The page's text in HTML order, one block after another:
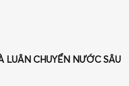
CHUYỂN NƯỚC SÂU